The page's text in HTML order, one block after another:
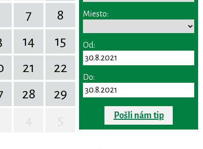
7
8
14
15
21
22
28
29
Miesto:
Od:
Do:
Pošli nám tip